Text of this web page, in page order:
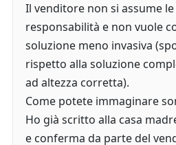
Il venditore non si assume
responsabilità e non vuole
soluzione meno invasiva
rispetto alla soluzione
ad altezza corretta).
Come potete immaginare
Ho già scritto alla casa
e conferma da parte del